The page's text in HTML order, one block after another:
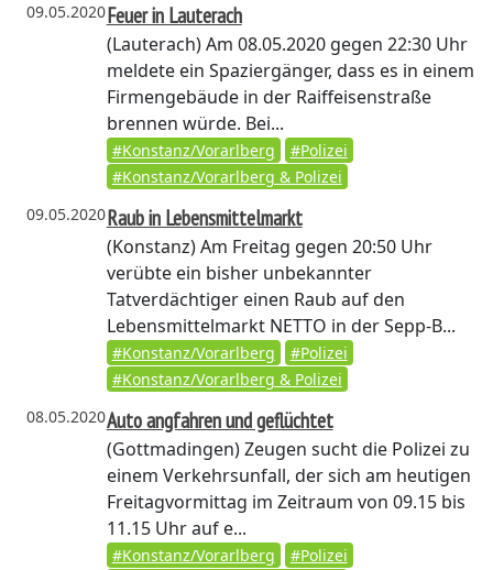
09.05.2020Feuer in Lauterach
(Lauterach)Am 08.05.2020 gegen 22:30 Uhr
meldete ein Spaziergänger, dass es in einem
Firmengebäude in der Raiffeisenstraße
brennen würde. Bei...
#Konstanz/Vorarlberg
#Polizei
#Konstanz/Vorarlberg & Polizei
09.05.2020Raub in Lebensmittelmarkt
(Konstanz)Am Freitag gegen 20:50 Uhr
verübte ein bisher unbekannter
Tatverdächtiger einen Raub auf den
Lebensmittelmarkt NETTO in der Sepp-B...
#Konstanz/Vorarlberg
#Polizei
#Konstanz/Vorarlberg & Polizei
08.05.2020Auto angfahren und geflüchtet
(Gottmadingen)Zeugen sucht die Polizei zu
einem Verkehrsunfall, der sich am heutigen
Freitagvormittag im Zeitraum von 09.15 bis
11.15 Uhr auf e...
#Konstanz/Vorarlberg
#Polizei